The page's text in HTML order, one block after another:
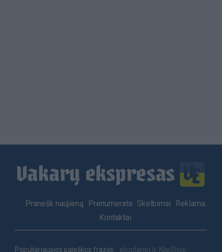
Footer
Pranešk naujieną Prenumerata Skelbimai
Reklama
Kontaktai
Populiariausios paieškos frazės: ekoplanet.lt KlipShop